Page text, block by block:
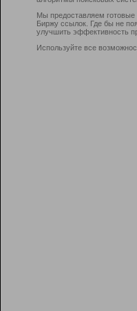
Мы предоставляем
Биржу ссылок. Где бы не
улучшить эффективность
Используйте все